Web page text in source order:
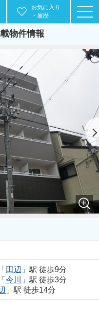
お気に入り
・履歴
物件情報
「 田辺 」駅 徒歩9分
「 今川
」駅 徒歩3分
」駅 徒歩14分